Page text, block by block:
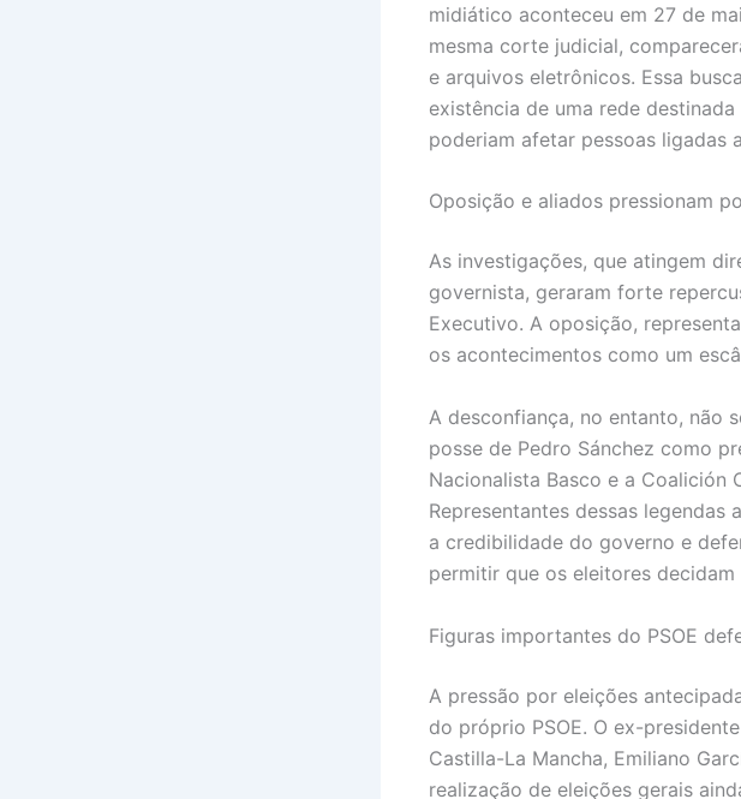
midiático aconteceu em 27 de
mesma corte judicial,
e arquivos eletrônicos. Essa
existência de uma rede
poderiam afetar pessoas ligadas
Oposição e aliados pressionam
As investigações, que atingem
governista, geraram forte
Executivo. A oposição,
os acontecimentos como um
A desconfiança, no entanto, não
posse de Pedro Sánchez como
Nacionalista Basco e a Coalición
Representantes dessas
a credibilidade do governo e
permitir que os eleitores
Figuras importantes do PSOE
A pressão por eleições
do próprio PSOE. O ex-
Castilla-La Mancha, Emiliano
realização de eleições gerais